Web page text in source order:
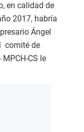
en calidad de
2017, habría
Ángel
comité de
CS le